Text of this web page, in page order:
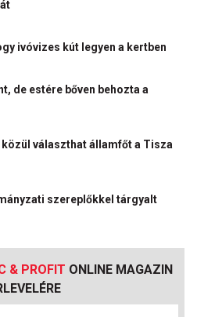
ivóvizes kút legyen a kertben
de estére bőven behozta a
választhat államfőt a Tisza
szereplőkkel tárgyalt
& PROFIT ONLINE MAGAZIN